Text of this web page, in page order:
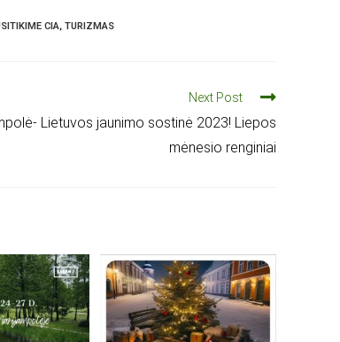
CIA, TURIZMAS
Next Post
Lietuvos jaunimo sostinė 2023! Liepos
mėnesio renginiai